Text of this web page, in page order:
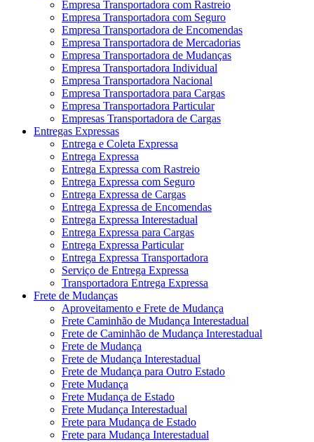
Empresa Transportadora com Rastreio
Empresa Transportadora com Seguro
Empresa Transportadora de Encomendas
Empresa Transportadora de Mercadorias
Empresa Transportadora de Mudanças
Empresa Transportadora Individual
Empresa Transportadora Nacional
Empresa Transportadora para Cargas
Empresa Transportadora Particular
Empresas Transportadora de Cargas
Entregas Expressas
Entrega e Coleta Expressa
Entrega Expressa
Entrega Expressa com Rastreio
Entrega Expressa com Seguro
Entrega Expressa de Cargas
Entrega Expressa de Encomendas
Entrega Expressa Interestadual
Entrega Expressa para Cargas
Entrega Expressa Particular
Entrega Expressa Transportadora
Serviço de Entrega Expressa
Transportadora Entrega Expressa
Frete de Mudanças
Aproveitamento e Frete de Mudança
Frete Caminhão de Mudança Interestadual
Frete de Caminhão de Mudança Interestadual
Frete de Mudança
Frete de Mudança Interestadual
Frete de Mudança para Outro Estado
Frete Mudança
Frete Mudança de Estado
Frete Mudança Interestadual
Frete para Mudança de Estado
Frete para Mudança Interestadual